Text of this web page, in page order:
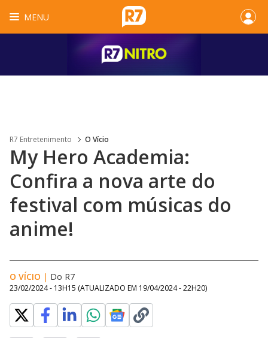
MENU
R7 Entretenimento O Vício
My Hero Academia:
Confira a nova arte do
festival com músicas do
anime!
O VÍCIO | Do R7
23/02/2024 - 13H15 (ATUALIZADO EM 19/04/2024 - 22H20)